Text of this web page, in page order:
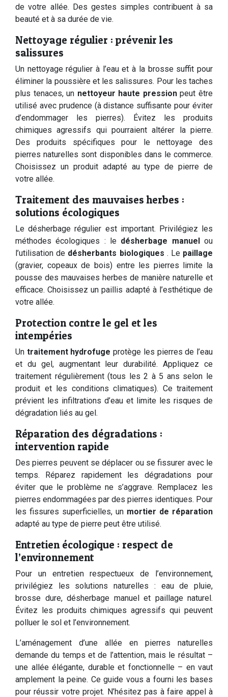
de votre allée. Des gestes simples contribuent à sa
beauté et à sa durée de vie.
Nettoyage régulier : prévenir les
salissures
Un nettoyage régulier à l’eau et à la brosse suffit pour
éliminer la poussière et les salissures. Pour les taches
plus tenaces, un nettoyeur haute pressionpeut être
utilisé avec prudence (à distance suffisante pour éviter
d’endommager les pierres). Évitez les produits
chimiques agressifs qui pourraient altérer la pierre.
Des produits spécifiques pour le nettoyage des
pierres naturelles sont disponibles dans le commerce.
Choisissez un produit adapté au type de pierre de
votre allée.
Traitement des mauvaises herbes :
solutions écologiques
Le désherbage régulier est important. Privilégiez les
méthodes écologiques : le désherbage manuelou
l’utilisation de désherbants biologiques . Le paillage
(gravier, copeaux de bois) entre les pierres limite la
pousse des mauvaises herbes de manière naturelle et
efficace. Choisissez un paillis adapté à l’esthétique de
votre allée.
Protection contre le gel et les
intempéries
Un traitement hydrofugeprotège les pierres de l’eau
et du gel, augmentant leur durabilité. Appliquez ce
traitement régulièrement (tous les 2 à 5 ans selon le
produit et les conditions climatiques). Ce traitement
prévient les infiltrations d’eau et limite les risques de
dégradation liés au gel.
Réparation des dégradations :
intervention rapide
Des pierres peuvent se déplacer ou se fissurer avec le
temps. Réparez rapidement les dégradations pour
éviter que le problème ne s’aggrave. Remplacez les
pierres endommagées par des pierres identiques. Pour
les fissures superficielles, un mortier de réparation
adapté au type de pierre peut être utilisé.
Entretien écologique : respect de
l’environnement
Pour un entretien respectueux de l’environnement,
privilégiez les solutions naturelles : eau de pluie,
brosse dure, désherbage manuel et paillage naturel.
Évitez les produits chimiques agressifs qui peuvent
polluer le sol et l’environnement.
L’aménagement d’une allée en pierres naturelles
demande du temps et de l’attention, mais le résultat –
une allée élégante, durable et fonctionnelle – en vaut
amplement la peine. Ce guide vous a fourni les bases
pour réussir votre projet. N’hésitez pas à faire appel à